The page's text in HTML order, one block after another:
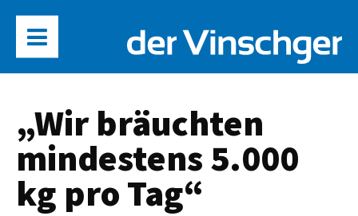
„Wir bräuchten
mindestens 5.000
kg pro Tag“